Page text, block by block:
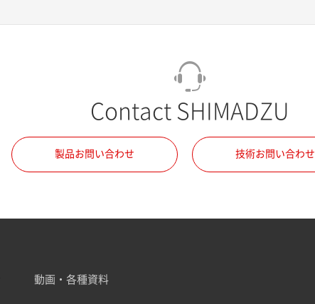
Contact SHIMADZU
製品お問い合わせ 技術お問い合わせ
動画・各種資料